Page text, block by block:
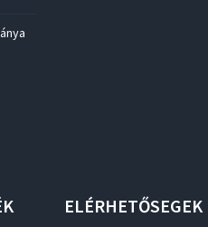
ELÉRHETŐSEGEK